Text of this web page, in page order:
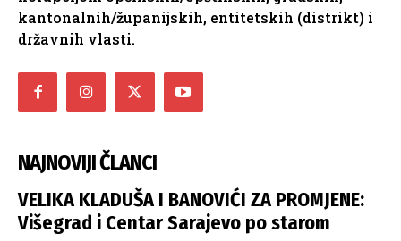
kantonalnih/županijskih, entitetskih (distrikt) i
državnih vlasti.
NAJNOVIJI ČLANCI
VELIKA KLADUŠA I BANOVIĆI ZA PROMJENE:
Višegrad i Centar Sarajevo po starom